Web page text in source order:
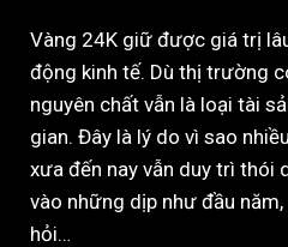
Vàng 24K giữ được giá trị
động kinh tế. Dù thị trường
nguyên chất vẫn là loại tài
gian. Đây là lý do vì sao
xưa đến nay vẫn duy trì thói
vào những dịp như đầu
hỏi…